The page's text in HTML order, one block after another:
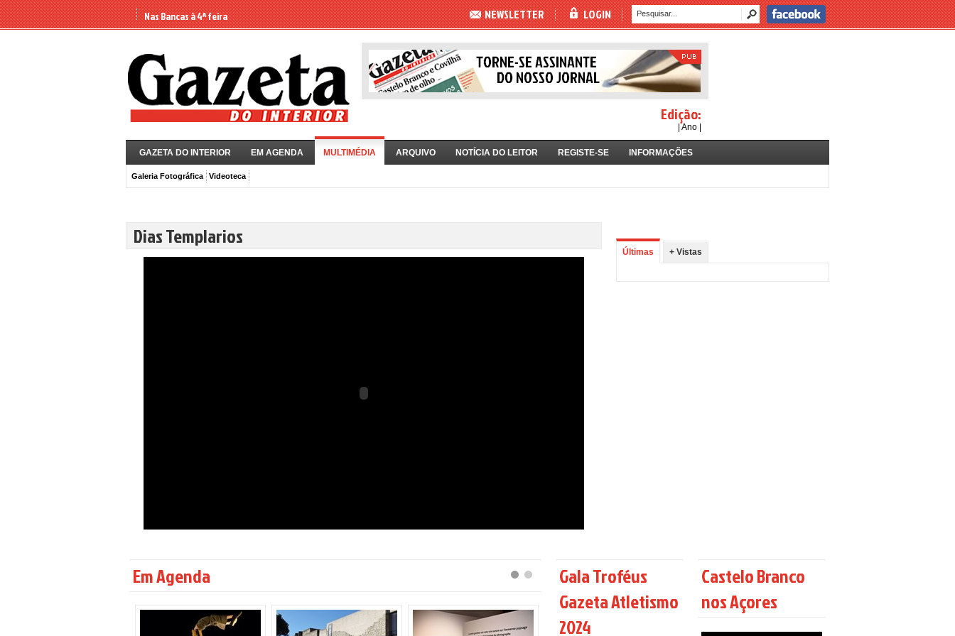
Nas Bancas à 4ª feira NEWSLETTER LOGIN
Edição:
| Ano |
GAZETA DO INTERIOR EM AGENDA MULTIMÉDIA
Galeria Fotográfica Videoteca
ARQUIVO NOTÍCIA DO LEITOR REGISTE-SE INFORMAÇÕES
Dias Templarios
Últimas + Vistas
Em Agenda
Gala Troféus
Gazeta Atletismo
2024
Castelo Branco
nos Açores